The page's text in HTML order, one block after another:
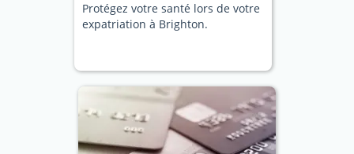
Protégez votre santé lors de votre
expatriation à Brighton.